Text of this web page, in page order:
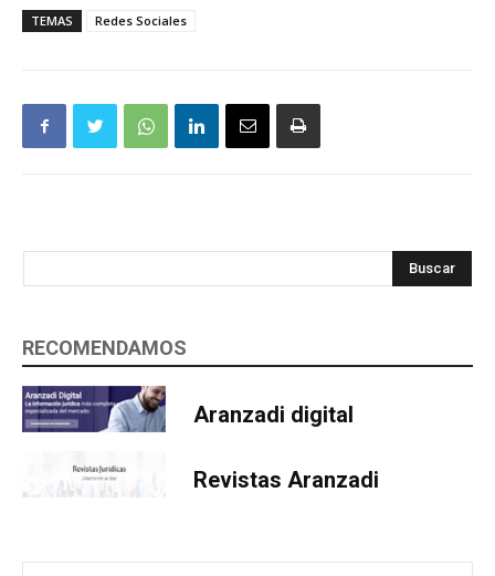
TEMAS Redes Sociales
Buscar
RECOMENDAMOS
Aranzadi digital
Revistas Aranzadi